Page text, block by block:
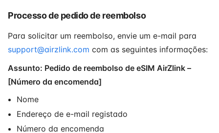
Processo de pedido de reembolso
Para solicitar um reembolso, envie um e-mail para
support@airzlink.com com as seguintes informações:
Assunto: Pedido de reembolso de eSIM AirZlink –
[Número da encomenda]
Nome
Endereço de e-mail registado
Número da encomenda